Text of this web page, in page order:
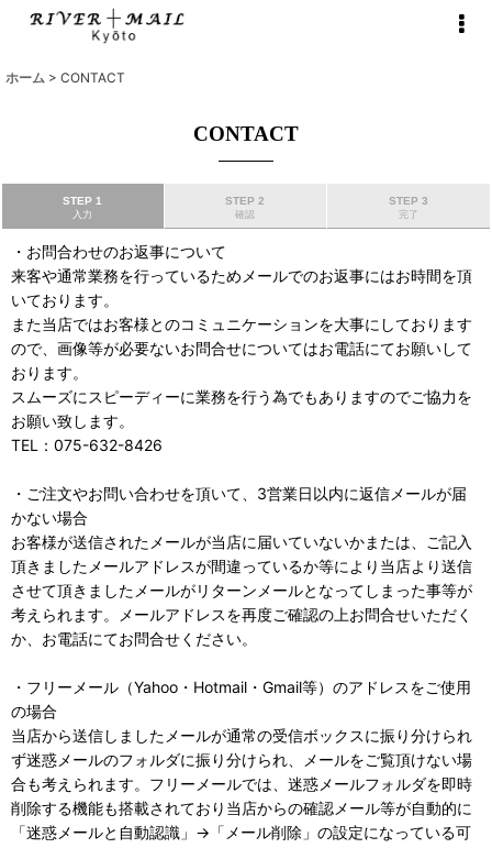
ホーム > CONTACT
CONTACT
STEP 1
入力
STEP 2
確認
STEP 3
完了
・お問合わせのお返事について
来客や通常業務を行っているためメールでのお返事にはお時間を頂
いております。
また当店ではお客様とのコミュニケーションを大事にしております
ので、画像等が必要ないお問合せについてはお電話にてお願いして
おります。
スムーズにスピーディーに業務を行う為でもありますのでご協力を
お願い致します。
TEL：075-632-8426
・ご注文やお問い合わせを頂いて、3営業日以内に返信メールが届
かない場合
お客様が送信されたメールが当店に届いていないかまたは、ご記入
頂きましたメールアドレスが間違っているか等により当店より送信
させて頂きましたメールがリターンメールとなってしまった事等が
考えられます。メールアドレスを再度ご確認の上お問合せいただく
か、お電話にてお問合せください。
・フリーメール（Yahoo・Hotmail・Gmail等）のアドレスをご使用
の場合
当店から送信しましたメールが通常の受信ボックスに振り分けられ
ず迷惑メールのフォルダに振り分けられ、メールをご覧頂けない場
合も考えられます。フリーメールでは、迷惑メールフォルダを即時
削除する機能も搭載されており当店からの確認メール等が自動的に
「迷惑メールと自動認識」→「メール削除」の設定になっている可